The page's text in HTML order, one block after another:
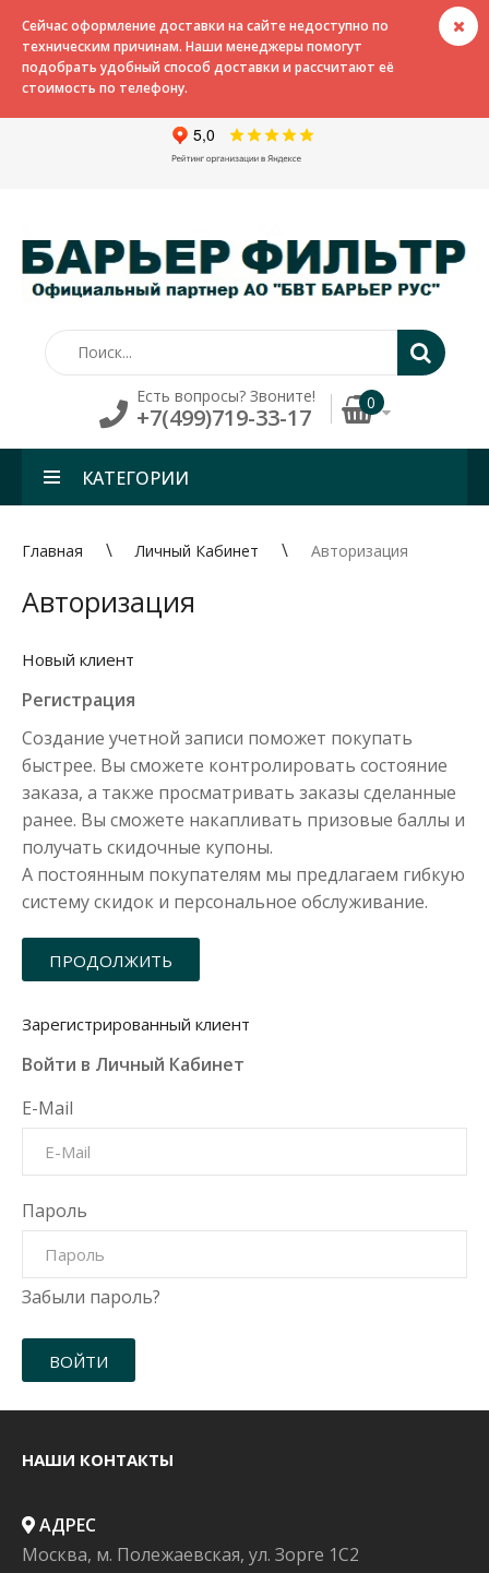
Сейчас оформление доставки на сайте недоступно по
техническим причинам. Наши менеджеры помогут
подобрать удобный способ доставки и рассчитают её
стоимость по телефону.
Есть вопросы? Звоните!
+7(499)719-33-17
0
КАТЕГОРИИ
Главная Личный Кабинет Авторизация
Авторизация
Новый клиент
Регистрация
Создание учетной записи поможет покупать
быстрее. Вы сможете контролировать состояние
заказа, а также просматривать заказы сделанные
ранее. Вы сможете накапливать призовые баллы и
получать скидочные купоны.
А постоянным покупателям мы предлагаем гибкую
систему скидок и персональное обслуживание.
ПРОДОЛЖИТЬ
Зарегистрированный клиент
Войти в Личный Кабинет
E-Mail
Пароль
Забыли пароль?
НАШИ КОНТАКТЫ
АДРЕС
Москва, м. Полежаевская, ул. Зорге 1C2